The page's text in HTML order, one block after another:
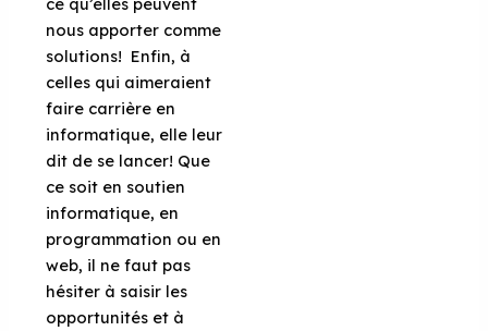
nous apporter comme
solutions! Enfin, à
celles qui aimeraient
faire carrière en
informatique, elle leur
dit de se lancer! Que
ce soit en soutien
informatique, en
programmation ou en
web, il ne faut pas
hésiter à saisir les
opportunités et à